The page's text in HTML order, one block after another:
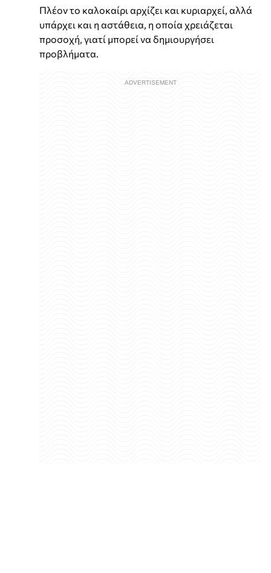
Πλέον το καλοκαίρι αρχίζει και κυριαρχεί, αλλά
υπάρχει και η αστάθεια, η οποία χρειάζεται
προσοχή, γιατί μπορεί να δημιουργήσει
προβλήματα.